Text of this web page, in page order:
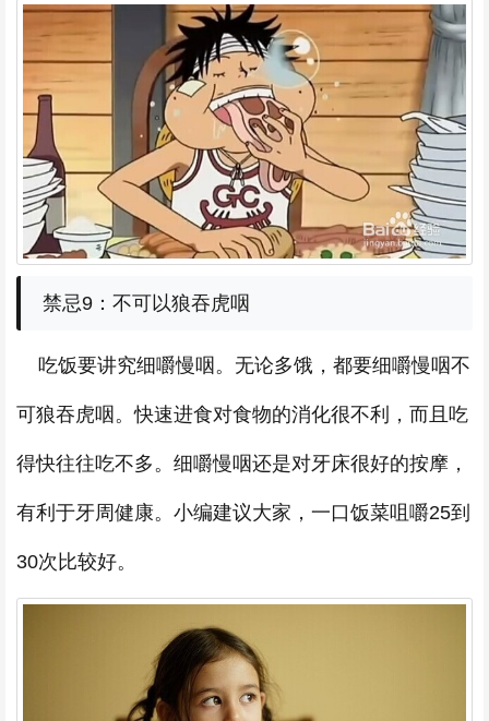
禁忌9：不可以狼吞虎咽
吃饭要讲究细嚼慢咽。无论多饿，都要细嚼慢咽不
可狼吞虎咽。快速进食对食物的消化很不利，而且吃
得快往往吃不多。细嚼慢咽还是对牙床很好的按摩，
有利于牙周健康。小编建议大家，一口饭菜咀嚼25到
30次比较好。